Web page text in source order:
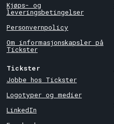
Kjøps- og
leveringsbetingelser
Personvernpolicy
Om informasjonskapsler på
Tickster
Tickster
Jobbe hos Tickster
Logotyper og medier
LinkedIn